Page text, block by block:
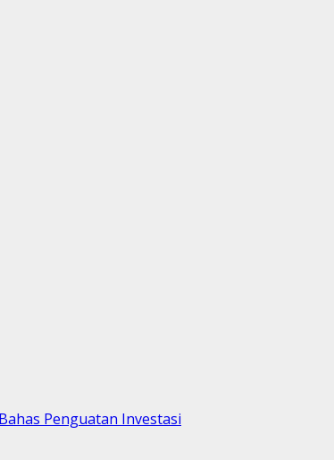
Penguatan Investasi